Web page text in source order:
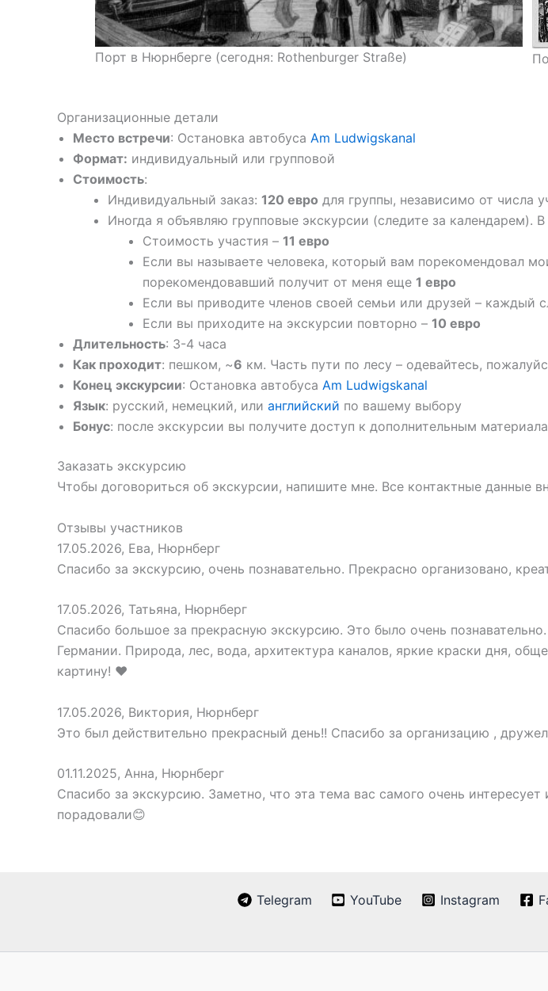
Порт в Нюрнберге (сегодня: Rothenburger Straße)
Организационные детали
Место встречи: Остановка автобуса Am Ludwigskanal
Формат: индивидуальный или групповой
Стоимость:
Индивидуальный заказ: 120 евро для группы, независимо от числа
Иногда я объявляю групповые экскурсии (следите за календарем).
Стоимость участия – 11 евро
Если вы называете человека, который вам порекомендовал
порекомендовавший получит от меня еще 1 евро
Если вы приводите членов своей семьи или друзей – каждый
Если вы приходите на экскурсии повторно – 10 евро
Длительность: 3-4 часа
Как проходит: пешком, ~6 км. Часть пути по лесу – одевайтесь,
Конец экскурсии: Остановка автобуса Am Ludwigskanal
Язык: русский, немецкий, или английский по вашему выбору
Бонус: после экскурсии вы получите доступ к дополнительным
Заказать экскурсию
Чтобы договориться об экскурсии, напишите мне. Все контактные данные
Отзывы участников
17.05.2026, Ева, Нюрнберг
Спасибо за экскурсию, очень познавательно. Прекрасно организовано,
17.05.2026, Татьяна, Нюрнберг
Спасибо большое за прекрасную экскурсию. Это было очень
Германии. Природа, лес, вода, архитектура каналов, яркие краски дня,
картину! ❤️
17.05.2026, Виктория, Нюрнберг
Это был действительно прекрасный день!! Спасибо за организацию ,
01.11.2025, Анна, Нюрнберг
Спасибо за экскурсию. Заметно, что эта тема вас самого очень
порадовали😊
Telegram YouTube Instagram